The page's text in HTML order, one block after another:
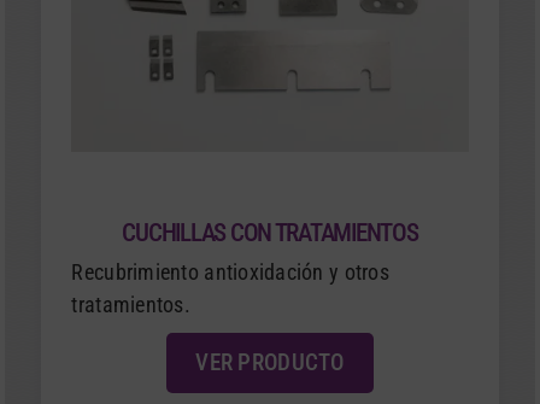
CUCHILLAS CON TRATAMIENTOS
Recubrimiento antioxidación y otros
tratamientos.
VER PRODUCTO